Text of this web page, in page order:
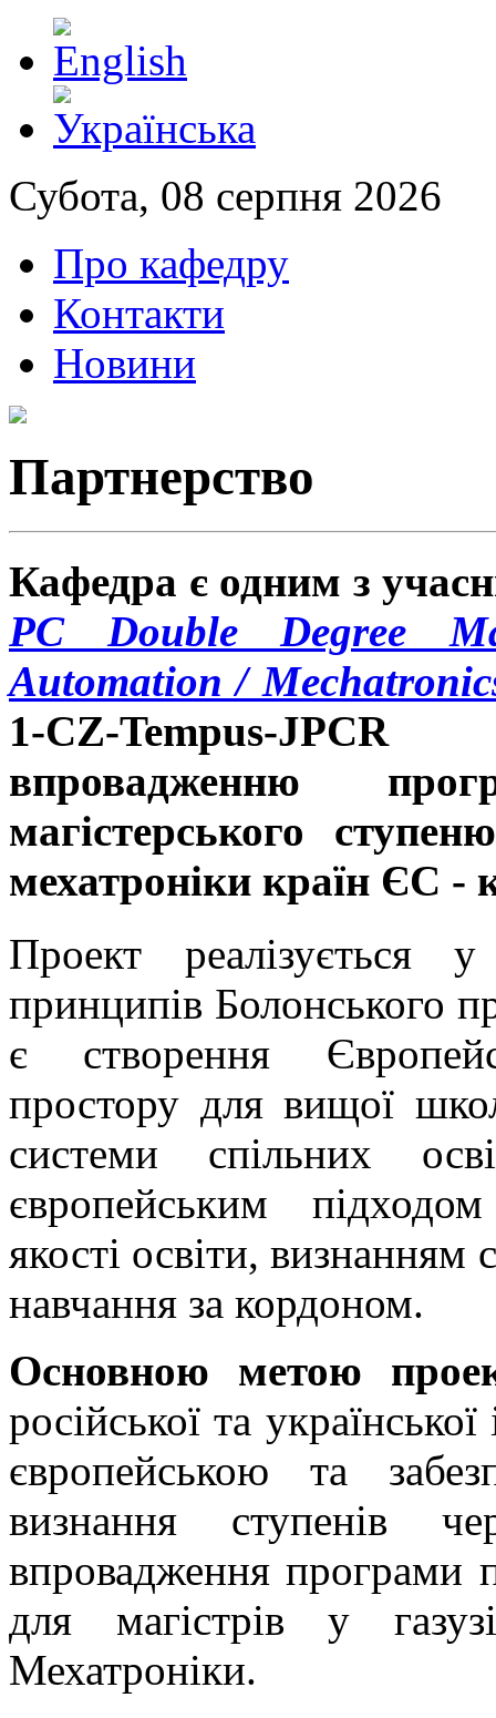
Субота, 08 серпня 2026
Про кафедру
Контакти
Новини
Партнерство
Кафедра є одним з
PC Double Degree
Automation /
1-CZ-Tempus-
впровадженню
магістерського
мехатроніки країн ЄС -
Проект реалізується
принципів Болонського
є створення
простору для вищої
системи спільних
європейським
якості освіти, визнанням
навчання за кордоном.
Основною метою
російської та
європейською та
визнання ступенів
впровадження програми
для магістрів у
Мехатроніки.